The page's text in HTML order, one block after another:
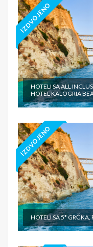
IZDVOJENO
HOTELI SA ALL
HOTEL KALOGRIA
IZDVOJENO
HOTELI SA 5*